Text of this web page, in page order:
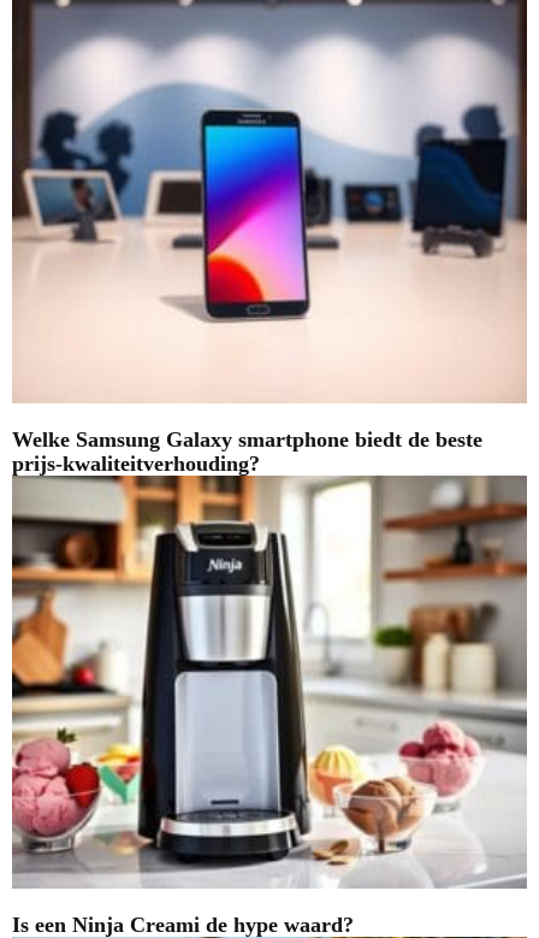
Welke Samsung Galaxy smartphone biedt de beste
prijs-kwaliteitverhouding?
Is een Ninja Creami de hype waard?